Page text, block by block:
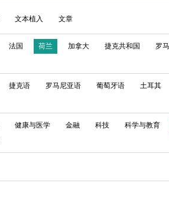
文本植入 文章
法国 荷兰 加拿大 捷克共和国 罗
捷克语 罗马尼亚语 葡萄牙语 土耳其
健康与医学 金融 科技 科学与教育